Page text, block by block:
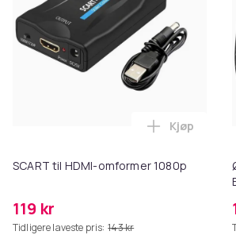
SCART til HDMI-omformer 1080p
119 kr
Tidligere laveste pris: 143 kr
Legg
Kjøp